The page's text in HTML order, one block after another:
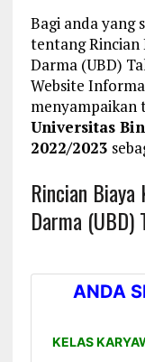
Bagi anda yang
tentang Rincian
Darma (UBD)
Website
menyampaikan
Universitas
2022/2023
Rincian
Darma